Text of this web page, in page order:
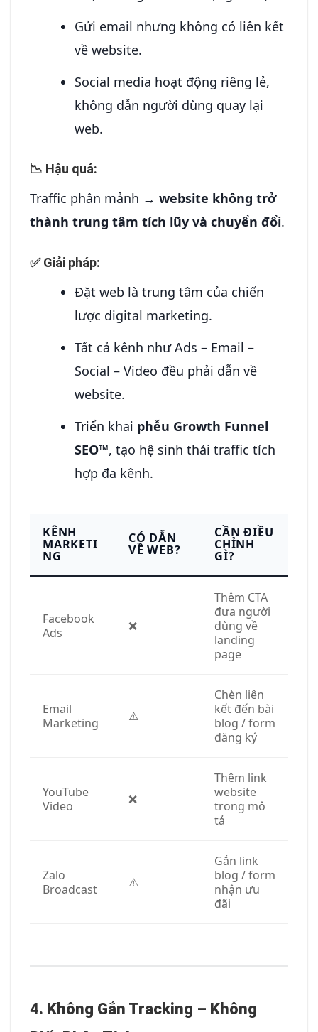
Gửi email nhưng không có liên kết
về website.
Social media hoạt động riêng lẻ,
không dẫn người dùng quay lại
web.
📉 Hậu quả:
Traffic phân mảnh → website không trở
thành trung tâm tích lũy và chuyển đổi.
✅ Giải pháp:
Đặt web là trung tâm của chiến
lược digital marketing.
Tất cả kênh như Ads – Email –
Social – Video đều phải dẫn về
website.
Triển khai phễu Growth Funnel
SEO™, tạo hệ sinh thái traffic tích
hợp đa kênh.
KÊNH
MARKETI
NG
CÓ DẪN
VỀ WEB?
CẦN ĐIỀU
CHỈNH
GÌ?
Facebook
Ads
❌
Thêm CTA
đưa người
dùng về
landing
page
Email
Marketing
⚠️
Chèn liên
kết đến bài
blog / form
đăng ký
YouTube
Video
❌
Thêm link
website
trong mô
tả
Zalo
Broadcast
⚠️
Gắn link
blog / form
nhận ưu
đãi
4. Không Gắn Tracking – Không